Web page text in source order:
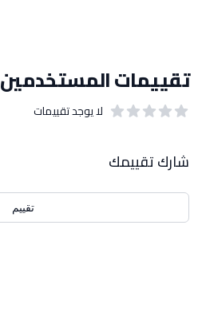
تقييمات المستخدمين
لا يوجد تقييمات
شارك تقييمك
تقييم